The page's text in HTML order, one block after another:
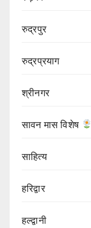
रुद्रपुर
रुद्रप्रयाग
श्रीनगर
सावन मास विशेष
साहित्य
हरिद्वार
हल्द्वानी